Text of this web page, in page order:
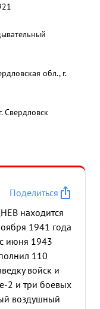
обл., г.
Свердловск
Поделиться
находится
1941 года
июня 1943
110
войск и
2 и три боевых
воздушный